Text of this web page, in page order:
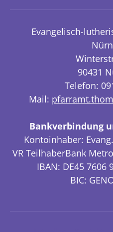
Evangelisch-
90431
Telefon:
Mail:
Bankverbindung
Kontoinhaber:
VR TeilhaberBank
IBAN: DE45 7606
BIC: